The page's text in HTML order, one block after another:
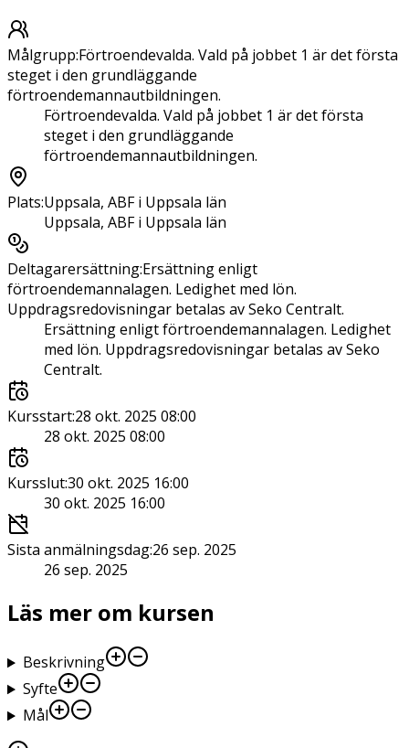
Målgrupp:Förtroendevalda. Vald på jobbet 1 är det första
steget i den grundläggande
förtroendemannautbildningen.
Förtroendevalda. Vald på jobbet 1 är det första
steget i den grundläggande
förtroendemannautbildningen.
Plats:Uppsala, ABF i Uppsala län
Uppsala, ABF i Uppsala län
Deltagarersättning:Ersättning enligt
förtroendemannalagen. Ledighet med lön.
Uppdragsredovisningar betalas av Seko Centralt.
Ersättning enligt förtroendemannalagen. Ledighet
med lön. Uppdragsredovisningar betalas av Seko
Centralt.
Kursstart:28 okt. 2025 08:00
28 okt. 2025 08:00
Kursslut:30 okt. 2025 16:00
30 okt. 2025 16:00
Sista anmälningsdag:26 sep. 2025
26 sep. 2025
Läs mer om kursen
Beskrivning
Syfte
Mål